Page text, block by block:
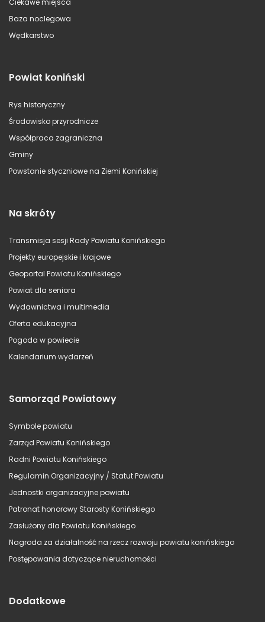
Baza noclegowa
Wędkarstwo
Powiat koniński
Rys historyczny
Środowisko przyrodnicze
Współpraca zagraniczna
Gminy
Powstanie styczniowe na Ziemi Konińskiej
Na skróty
Transmisja sesji Rady Powiatu Konińskiego
Projekty europejskie i krajowe
Geoportal Powiatu Konińskiego
Powiat dla seniora
Wydawnictwa i multimedia
Oferta edukacyjna
Pogoda w powiecie
Kalendarium wydarzeń
Samorząd Powiatowy
Symbole powiatu
Zarząd Powiatu Konińskiego
Radni Powiatu Konińskiego
Regulamin Organizacyjny / Statut Powiatu
Jednostki organizacyjne powiatu
Patronat honorowy Starosty Konińskiego
Zasłużony dla Powiatu Konińskiego
Nagroda za działalność na rzecz rozwoju powiatu konińskiego
Postępowania dotyczące nieruchomości
Dodatkowe